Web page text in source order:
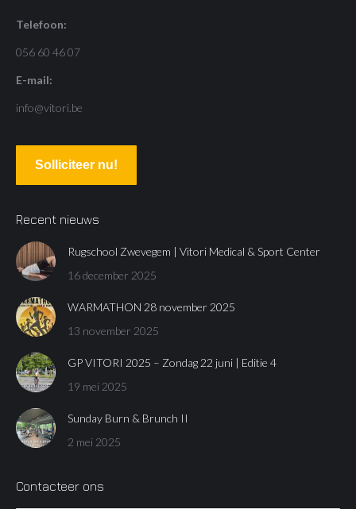
Telefoon:
056 60 46 07
E-mail:
info@vitori.be
Solliciteer nu!
Recent nieuws
Rugschool Zwevegem | Vitori Medical & Sport Center
16 december 2025
WARMATHON 28 november 2025
13 november 2025
GP VITORI 2025 – Zondag 22 juni | Editie 4
19 mei 2025
Sunday Burn & Brunch II
2 mei 2025
Contacteer ons